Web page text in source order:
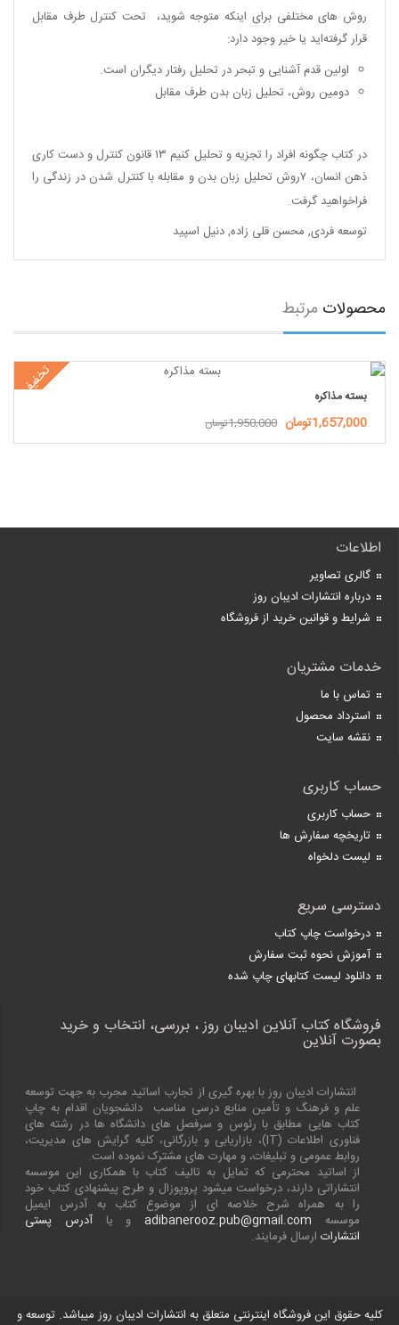
روش های مختلفی برای اینکه متوجه شوید، تحت کنترل طرف مقابل
قرار گرفته‌اید یا خیر وجود دارد:
اولین قدم آشنایی و تبحر در تحلیل رفتار دیگران است.
دومین روش، تحلیل زبان بدن طرف مقابل
در کتاب چگونه افراد را تجزیه و تحلیل کنیم ۱۳ قانون کنترل و دست کاری
ذهن انسان، ۷روش تحلیل زبان بدن و مقابله با کنترل شدن در زندگی را
فراخواهید گرفت.
توسعه فردی, محسن قلی زاده,دنیل اسپید
محصولات مرتبط
تخفیف بسته مذاکره
1,657,000تومان 1,950,000تومان
اطلاعات
گالری تصاویر
درباره انتشارات ادیبان روز
شرایط و قوانین خرید از فروشگاه
خدمات مشتریان
تماس با ما
استرداد محصول
نقشه سایت
حساب کاربری
حساب کاربری
تاریخچه سفارش ها
لیست دلخواه
دسترسی سریع
درخواست چاپ کتاب
آموزش نحوه ثبت سفارش
دانلود لیست کتابهای چاپ شده
فروشگاه کتاب آنلاین ادیبان روز ، بررسی، انتخاب و خرید
بصورت آنلاین
انتشارات ادیبان روز با بهره گیری از تجارب اساتید مجرب به جهت توسعه
علم و فرهنگ و تأمین منابع درسی مناسب دانشجویان اقدام به چاپ
کتاب هایی مطابق با رئوس و سرفصل های دانشگاه ها در رشته های
فناوری اطلاعات (IT)، بازاریابی و بازرگانی، کلیه گرایش های مدیریت،
روابط عمومی و تبلیغات، و مهارت های مشترک نموده است.
از اساتید محترمی که تمایل به تالیف کتاب با همکاری این موسسه
انتشاراتی دارند، درخواست میشود پروپوزال و طرح پیشنهادی کتاب خود
را به همراه شرح خلاصه ای از موضوع کتاب به آدرس ایمیل
موسسه adibanerooz.pub@gmail.comو یاآدرس پستی
انتشارات ارسال فرمایند.
کلیه حقوق این فروشگاه اینترنتی متعلق به انتشارات ادیبان روز میباشد. توسعه و